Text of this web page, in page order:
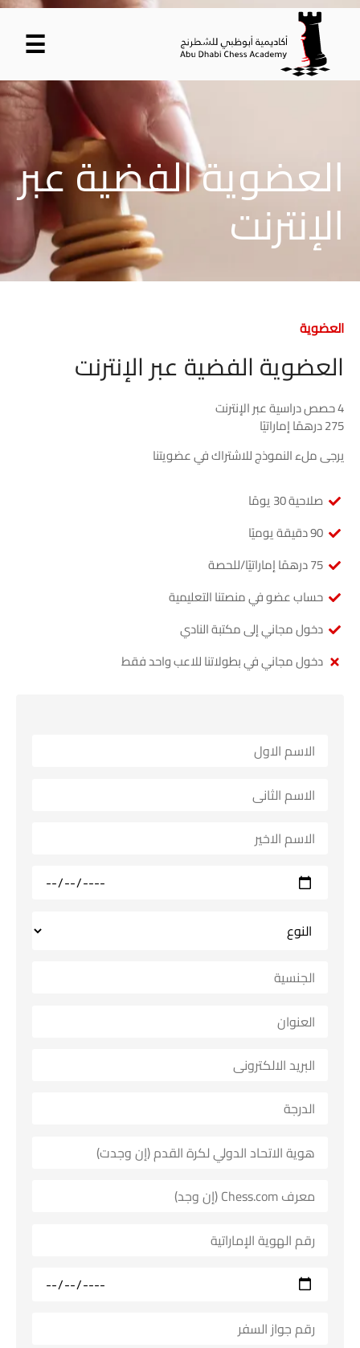
☰
العضوية الفضية عبر
الإنترنت
العضوية
العضوية الفضية عبر الإنترنت
4 حصص دراسية عبر الإنترنت
275 درهمًا إماراتيًا
يرجى ملء النموذج للاشتراك في عضويتنا
صلاحية 30 يومًا
90 دقيقة يوميًا
75 درهمًا إماراتيًا/للحصة
حساب عضو في منصتنا التعليمية
دخول مجاني إلى مكتبة النادي
دخول مجاني في بطولاتنا للاعب واحد فقط